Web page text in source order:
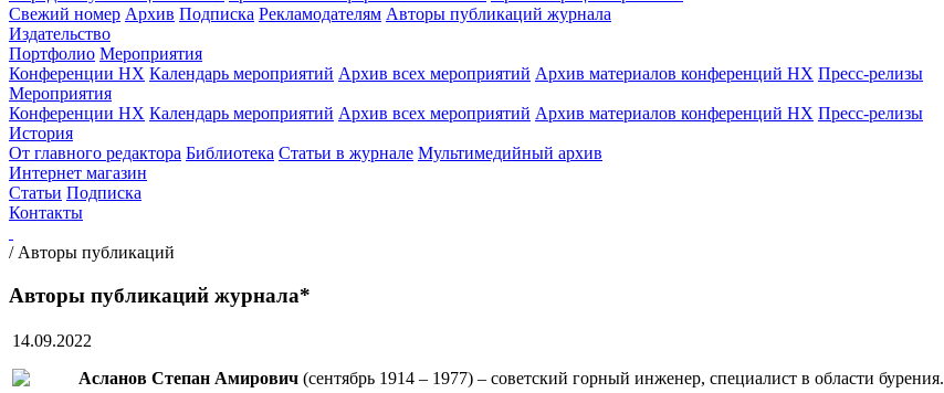
Свежий номер Архив Подписка Рекламодателям Авторы публикаций журнала
Издательство
Портфолио Мероприятия
Конференции НХ Календарь мероприятий Архив всех мероприятий Архив материалов конференций НХ Пресс-релизы
Мероприятия
Конференции НХ Календарь мероприятий Архив всех мероприятий Архив материалов конференций НХ Пресс-релизы
История
От главного редактора Библиотека Статьи в журнале Мультимедийный архив
Интернет магазин
Статьи Подписка
Контакты
/ Авторы публикаций
Авторы публикаций журнала*
14.09.2022
Асланов Степан Амирович (сентябрь 1914 – 1977) – советский горный инженер, специалист в области бурения.